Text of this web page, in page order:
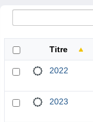
Titre
2022
2023